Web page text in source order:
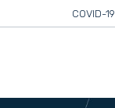
COVID-19